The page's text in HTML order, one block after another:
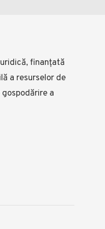
finanțată
a resurselor de
a